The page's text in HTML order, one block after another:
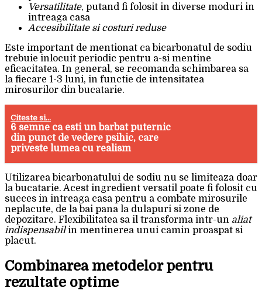
Versatilitate, putand fi folosit in diverse moduri in
intreaga casa
Accesibilitate si costuri reduse
Este important de mentionat ca bicarbonatul de sodiu
trebuie inlocuit periodic pentru a-si mentine
eficacitatea. In general, se recomanda schimbarea sa
la fiecare 1-3 luni, in functie de intensitatea
mirosurilor din bucatarie.
Citeste si...
6 semne ca esti un barbat puternic
din punct de vedere psihic, care
priveste lumea cu realism
Utilizarea bicarbonatului de sodiu nu se limiteaza doar
la bucatarie. Acest ingredient versatil poate fi folosit cu
succes in intreaga casa pentru a combate mirosurile
neplacute, de la bai pana la dulapuri si zone de
depozitare. Flexibilitatea sa il transforma intr-un aliat
indispensabilin mentinerea unui camin proaspat si
placut.
Combinarea metodelor pentru
rezultate optime